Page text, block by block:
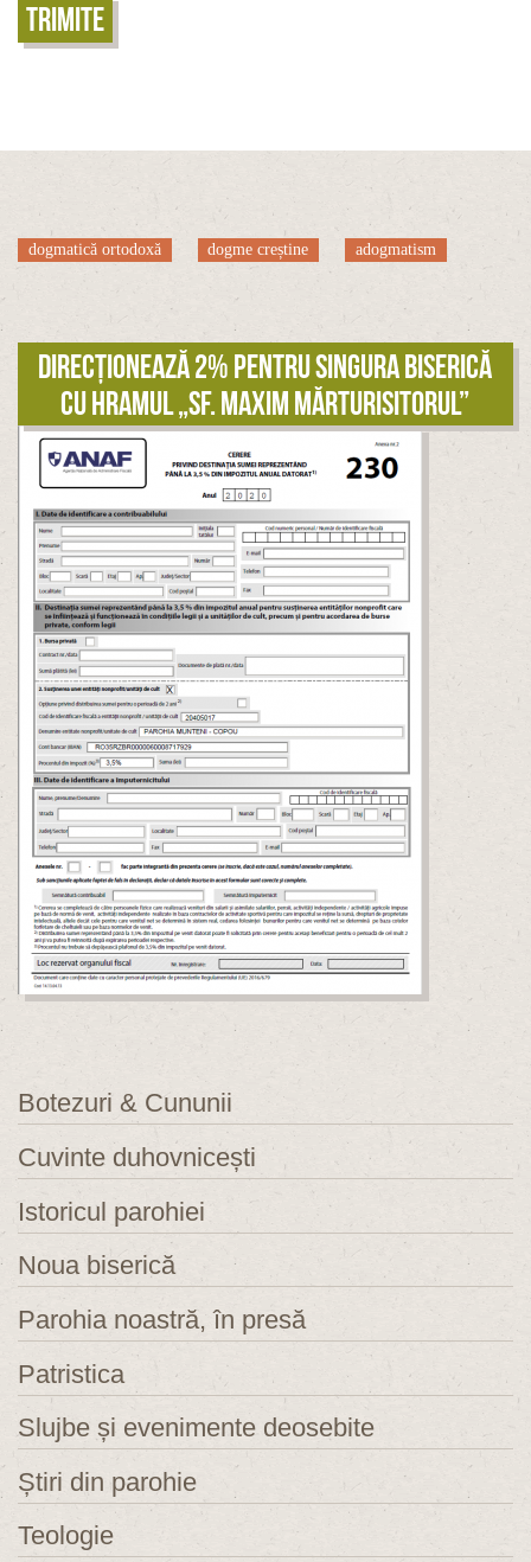
Trimite
dogmatică ortodoxă dogme creștine adogmatism
Direcționează 2% pentru singura biserică
cu hramul „Sf. Maxim Mărturisitorul”
Botezuri & Cununii
Cuvinte duhovnicești
Istoricul parohiei
Noua biserică
Parohia noastră, în presă
Patristica
Slujbe și evenimente deosebite
Știri din parohie
Teologie